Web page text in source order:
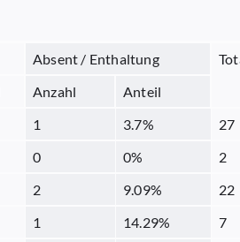
Absent / Enthaltung
Anzahl
Anteil
1 3.7%
27
0 0%
2
2 9.09%
22
1 14.29%
7